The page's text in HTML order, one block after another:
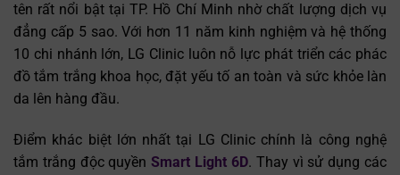
tên rất nổi bật tại TP. Hồ Chí Minh nhờ chất lượng dịch vụ
đẳng cấp 5 sao. Với hơn 11 năm kinh nghiệm và hệ thống
10 chi nhánh lớn, LG Clinic luôn nỗ lực phát triển các phác
đồ tắm trắng khoa học, đặt yếu tố an toàn và sức khỏe làn
da lên hàng đầu.
Điểm khác biệt lớn nhất tại LG Clinic chính là công nghệ
tắm trắng độc quyềnSmart Light 6D. Thay vì sử dụng các